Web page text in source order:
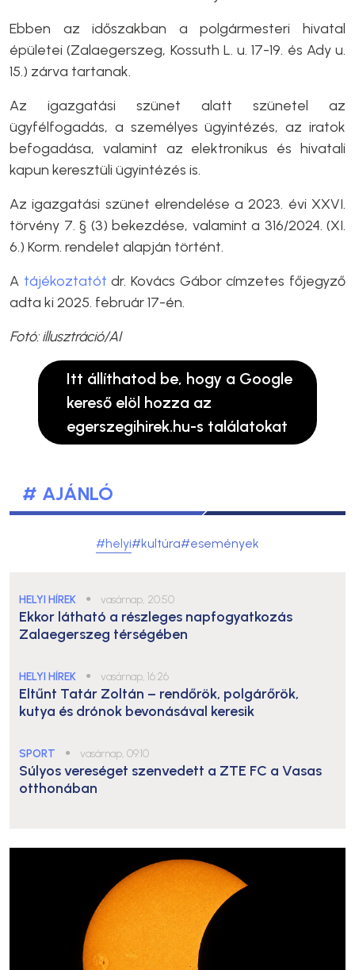
Ebben az időszakban a polgármesteri hivatal
épületei (Zalaegerszeg, Kossuth L. u. 17-19. és Ady u.
15.) zárva tartanak.
Az igazgatási szünet alatt szünetel az
ügyfélfogadás, a személyes ügyintézés, az iratok
befogadása, valamint az elektronikus és hivatali
kapun keresztüli ügyintézés is.
Az igazgatási szünet elrendelése a 2023. évi XXVI.
törvény 7. § (3) bekezdése, valamint a 316/2024. (XI.
6.) Korm. rendelet alapján történt.
A tájékoztatót dr. Kovács Gábor címzetes főjegyző
adta ki 2025. február 17-én.
Fotó: illusztráció/AI
Itt állíthatod be, hogy a Google
kereső elöl hozza az
egerszegihirek.hu-s találatokat
# AJÁNLÓ
#helyi#kultúra#események
HELYI HÍREK ● vasárnap, 20:50
Ekkor látható a részleges napfogyatkozás
Zalaegerszeg térségében
HELYI HÍREK ● vasárnap, 16:26
Eltűnt Tatár Zoltán – rendőrök, polgárőrök,
kutya és drónok bevonásával keresik
SPORT ● vasárnap, 09:10
Súlyos vereséget szenvedett a ZTE FC a Vasas
otthonában